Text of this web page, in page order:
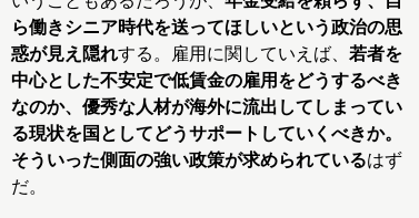
ら働きシニア時代を送ってほしいという政治の思
惑が見え隠れする。雇用に関していえば、 若者を
中心とした不安定で低賃金の雇用をどうするべき
なのか、優秀な人材が海外に流出してしまってい
る現状を国としてどうサポートしていくべきか。
そういった側面の強い政策が求められているはず
だ。